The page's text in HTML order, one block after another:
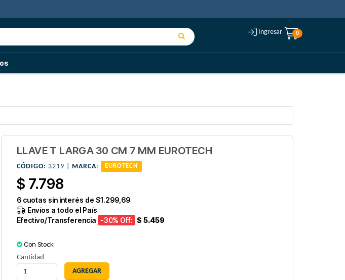
Ingresar 0
LLAVE T LARGA 30 CM 7 MM EUROTECH
CÓDIGO: 3219 | MARCA: EUROTECH
$ 7.798
6cuotas sin interés de $1.299,69
Envíos a todo el País
Efectivo/Transferencia -30% Off: $ 5.459
Con Stock
Cantidad